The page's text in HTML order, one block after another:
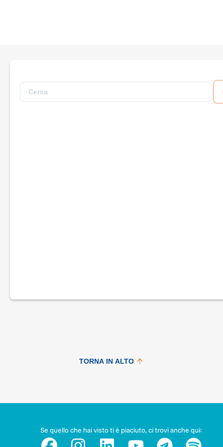
TORNA IN ALTO
Se quello che hai visto ti è piaciuto, ci trovi anche qui: